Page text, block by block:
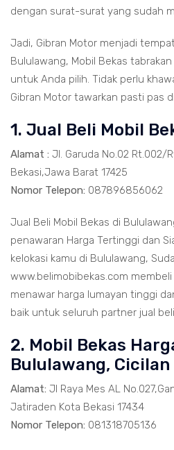
dengan surat-surat yang sudah
Jadi, Gibran Motor menjadi
Bululawang, Mobil Bekas
untuk Anda pilih. Tidak perlu
Gibran Motor tawarkan pasti pas
1. Jual Beli Mobil
Alamat : Jl. Garuda No.02 Rt.002/
Bekasi,Jawa Barat 17425
Nomor Telepon: 087896856062
Jual Beli Mobil Bekas di
penawaran Harga Tertinggi dan
kelokasi kamu di Bululawang,
www.belimobibekas.com
menawar harga lumayan tinggi
baik untuk seluruh partner jual
2. Mobil Bekas
Bululawang, Cicilan
Alamat: Jl Raya Mes AL
Jatiraden Kota Bekasi 17434
Nomor Telepon: 081318705136